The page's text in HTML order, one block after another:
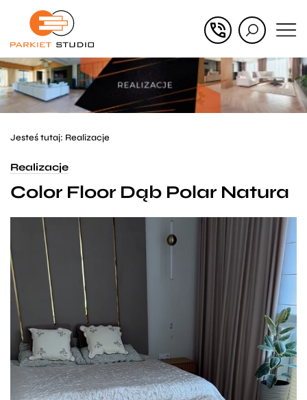
Przejdź
głównego
Przejdź
menu
w
stopce
Jesteś tutaj: Realizacje
Realizacje
Color Floor Dąb Polar Natura